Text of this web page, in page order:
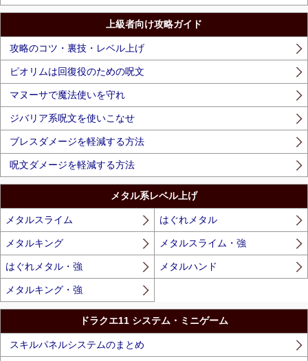
上級者向け攻略ガイド
攻略のコツ・裏技・レベル上げ
ピオリムは回復役のための呪文
マヌーサで魔法使いを守れ
ジバリア系呪文を使いこなせ
ブレスダメージを軽減する方法
呪文ダメージを軽減する方法
メタル系レベル上げ
メタルスライム はぐれメタル
メタルキング メタルスライム・強
はぐれメタル・強 メタルハンド
メタルキング・強
ドラクエ11 システム・ミニゲーム
スキルパネルシステムのまとめ